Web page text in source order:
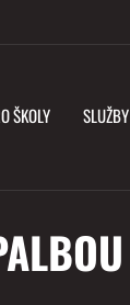
ŠKOLY SLUŽBY